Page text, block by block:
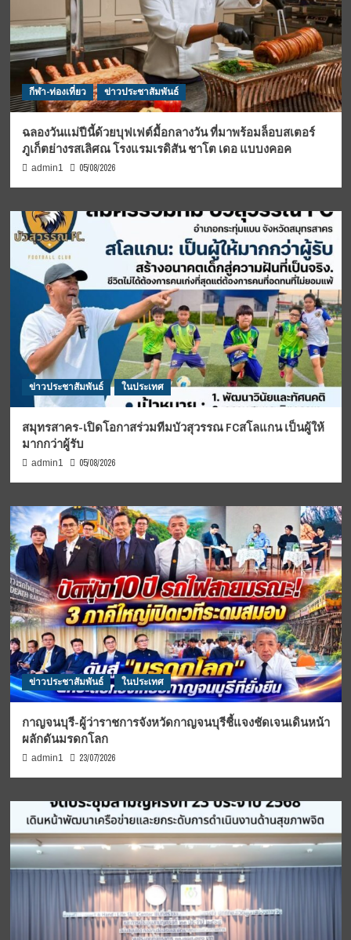
กีฬา-ท่องเที่ยว ข่าวประชาสัมพันธ์
ฉลองวันแม่ปีนี้ด้วยบุฟเฟต์มื้อกลางวัน ที่มาพร้อมล็อบสเตอร์
ภูเก็ตย่างรสเลิศณ โรงแรมเรดิสัน ชาโต เดอ แบบงคอค
admin1 05/08/2026
ข่าวประชาสัมพันธ์ ในประเทศ
สมุทรสาคร-เปิดโอกาสร่วมทีมบัวสุวรรณ FCสโลแกน เป็นผู้ให้
มากกว่าผู้รับ
admin1 05/08/2026
ข่าวประชาสัมพันธ์ ในประเทศ
กาญจนบุรี-ผู้ว่าราชการจังหวัดกาญจนบุรีชี้แจงชัดเจนเดินหน้า
ผลักดันมรดกโลก
admin1 23/07/2026